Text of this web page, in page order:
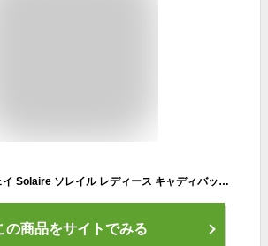
Callaway キャロウェイ Solaire ソレイル レディース キャディバッグ 8.5型
の商品をサイトでみる